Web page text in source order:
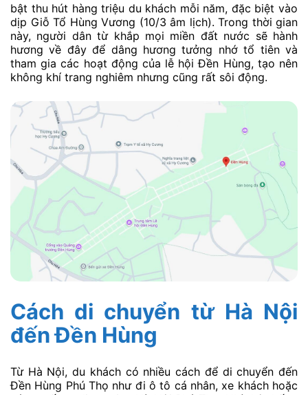
bật thu hút hàng triệu du khách mỗi năm, đặc biệt vào
dịp Giỗ Tổ Hùng Vương (10/3 âm lịch). Trong thời gian
này, người dân từ khắp mọi miền đất nước sẽ hành
hương về đây để dâng hương tưởng nhớ tổ tiên và
tham gia các hoạt động của lễ hội Đền Hùng, tạo nên
không khí trang nghiêm nhưng cũng rất sôi động.
Cách di chuyển từ Hà Nội
đến Đền Hùng
Từ Hà Nội, du khách có nhiều cách để di chuyển đến
Đền Hùng Phú Thọ như đi ô tô cá nhân, xe khách hoặc